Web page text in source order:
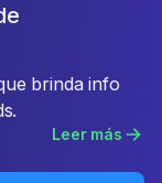
brinda info
Leer más